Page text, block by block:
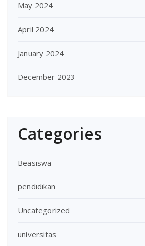
May 2024
April 2024
January 2024
December 2023
Categories
Beasiswa
pendidikan
Uncategorized
universitas